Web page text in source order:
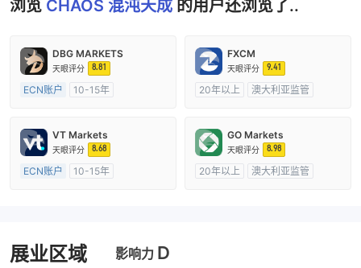
浏览 CHAOS 混沌天成 的用户还浏览了..
DBG MARKETS
天眼评分 8.81
ECN账户
10-15年
主标MT4
FXCM
天眼评分 9.41
20年以上
澳大利亚监管
VT Markets
天眼评分 8.68
ECN账户
10-15年
GO Markets
天眼评分 8.98
20年以上
澳大利亚监管
展业区域 影响力 D